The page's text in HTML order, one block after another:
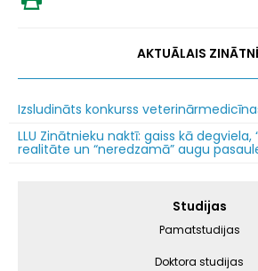
AKTUĀLAIS
Izsludināts konkurss
LLU Zinātnieku naktī: gaiss kā degviela,
realitāte un “neredzamā” augu
Studijas
Pamatstudijas
Doktora studijas